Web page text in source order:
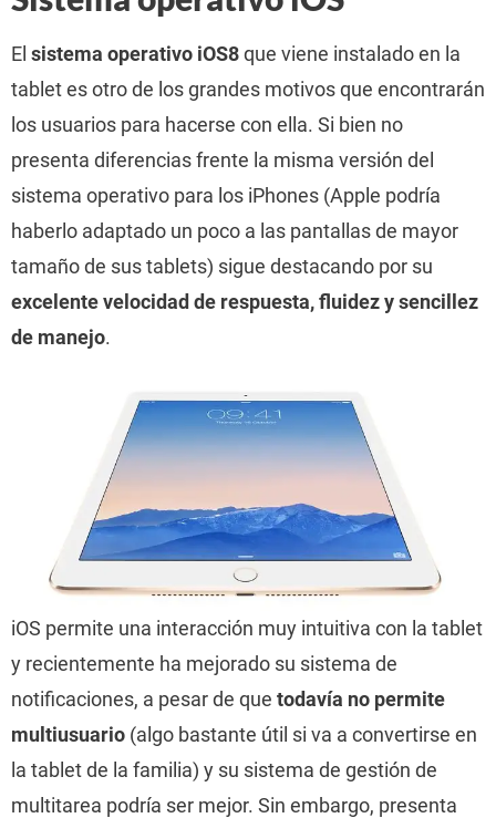
El sistema operativo iOS8que viene instalado en la
tablet es otro de los grandes motivos que encontrarán
los usuarios para hacerse con ella. Si bien no
presenta diferencias frente la misma versión del
sistema operativo para los iPhones (Apple podría
haberlo adaptado un poco a las pantallas de mayor
tamaño de sus tablets) sigue destacando por su
excelente velocidad de respuesta, fluidez y sencillez
de manejo.
iOS permite una interacción muy intuitiva con la tablet
y recientemente ha mejorado su sistema de
notificaciones, a pesar de que todavía no permite
multiusuario (algo bastante útil si va a convertirse en
la tablet de la familia) y su sistema de gestión de
multitarea podría ser mejor. Sin embargo, presenta